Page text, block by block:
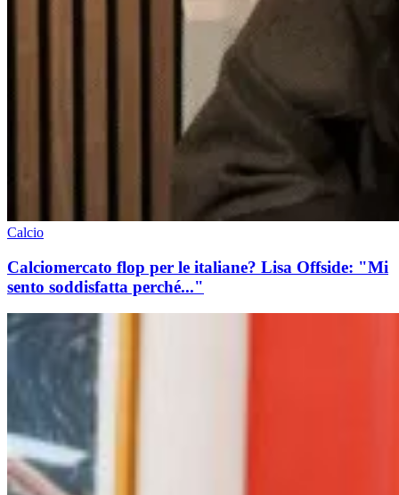
Calcio
Calciomercato flop per le italiane? Lisa Offside: "Mi
sento soddisfatta perché..."